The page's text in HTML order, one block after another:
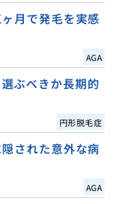
月で発毛を実感
AGA
ぶべきか長期的
円形脱毛症
された意外な病
AGA